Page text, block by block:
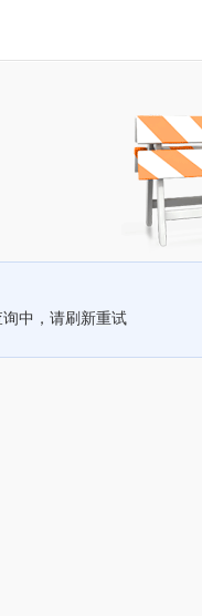
中，请刷新重试